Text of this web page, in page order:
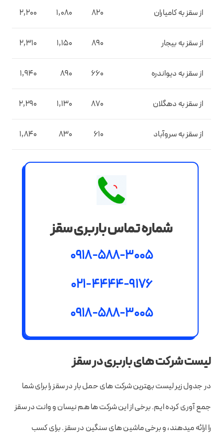
از سقز به کامیاران 820
1,080
2,200
از سقز به بیجار 890
1,150
2,310
از سقز به دیواندره 660
890
1,940
از سقز به دهگلان 870
1,130
2,290
از سقز به سروآباد 610
830
1,840
شماره تماس باربری سقز
0918-588-3005
021-4444-9176
0918-588-3005
لیست شرکت های باربری در سقز
در جدول زیر لیست بهترین شرکت های حمل بار در سقز را برای شما
جمع آوری کرده ایم. برخی از این شرکت ها هم نیسان و وانت در سقز
را ارائه میدهند، و برخی ماشین های سنگین در سقز. برای کسب